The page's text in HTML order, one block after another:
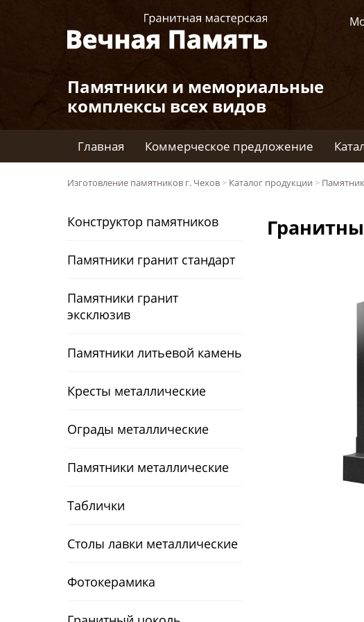
Памятники и мемориальные
комплексы всех видов
Главная Коммерческое предложение
Изготовление памятников г. Чехов > Каталог продукции >
Конструктор памятников
Памятники гранит стандарт
Памятники гранит
эксклюзив
Памятники литьевой камень
Кресты металлические
Ограды металлические
Памятники металлические
Таблички
Столы лавки металлические
Фотокерамика